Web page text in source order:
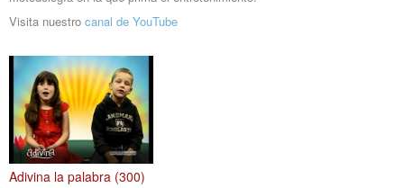
Visita nuestro canal de YouTube
Adivina la palabra (300)